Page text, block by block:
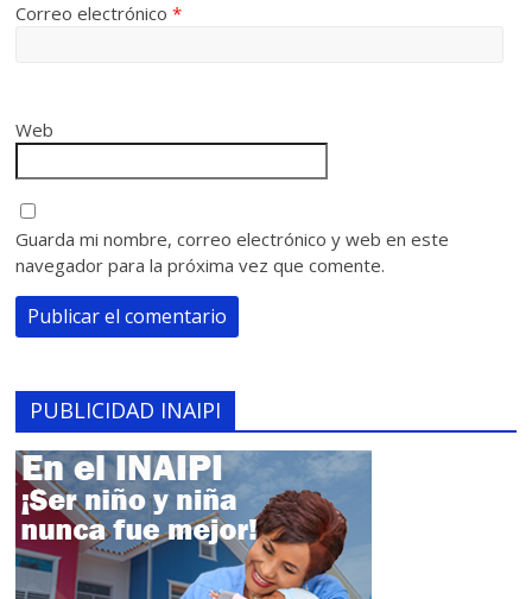
Correo electrónico*
Web
Guarda mi nombre, correo electrónico y web en este
navegador para la próxima vez que comente.
PUBLICIDAD INAIPI